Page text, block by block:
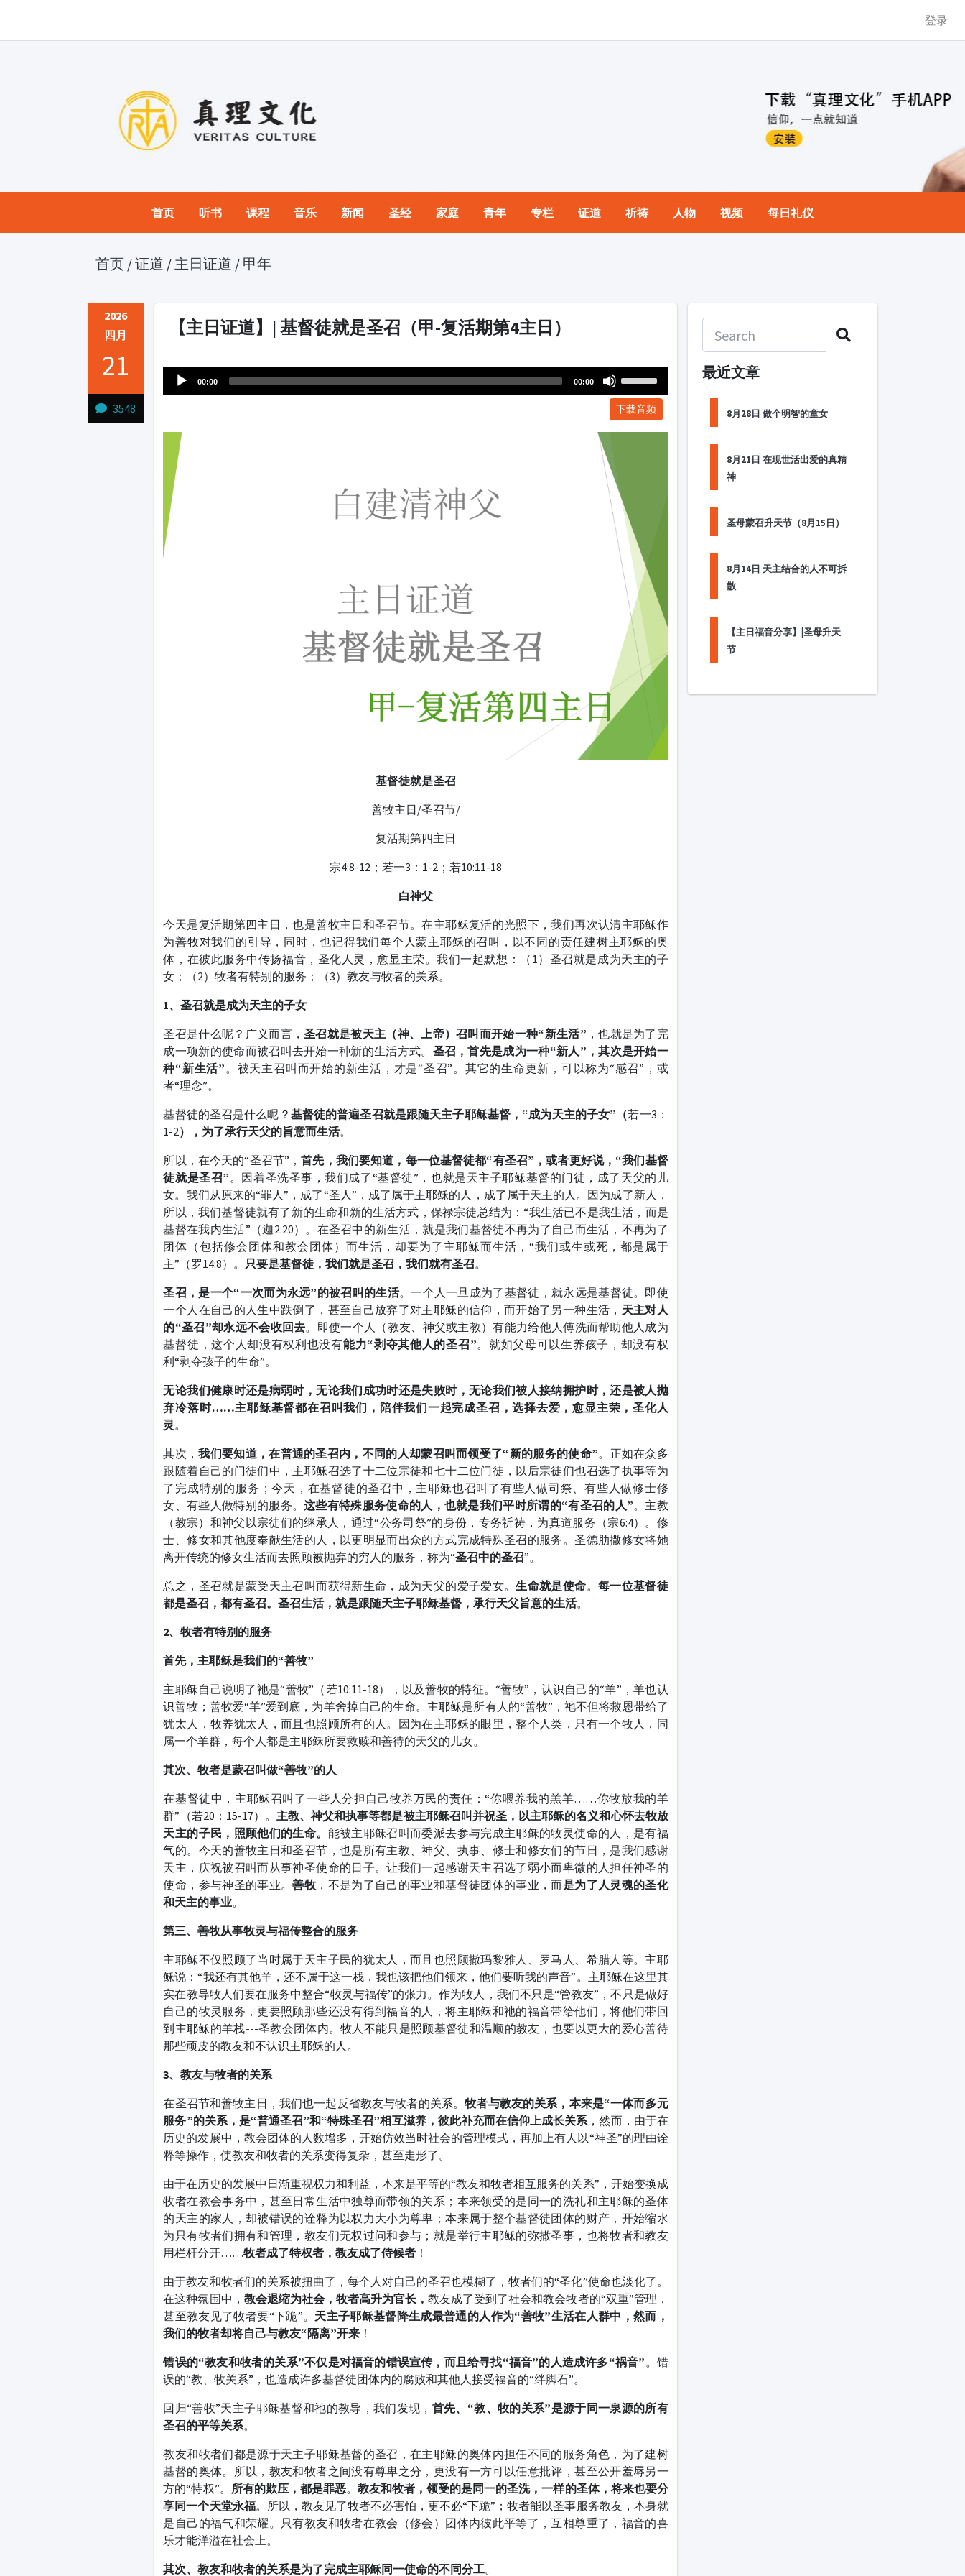
登录
首页 听书 课程 音乐 新闻 圣经 家庭 青年 专栏 证道 祈祷 人物 视频 每日礼仪
首页 /证道 / 主日证道 / 甲年
2026
四月
21
3548
【主日证道】| 基督徒就是圣召（甲-复活期第4主日）
Player
00:00 00:00
Arrow
decrease
volume.
下载音频
基督徒就是圣召
善牧主日/圣召节/
复活期第四主日
宗4:8-12；若一3：1-2；若10:11-18
白神父
今天是复活期第四主日，也是善牧主日和圣召节。在主耶稣复活的光照下，我们再次认清主耶稣作
为善牧对我们的引导，同时，也记得我们每个人蒙主耶稣的召叫，以不同的责任建树主耶稣的奥
体，在彼此服务中传扬福音，圣化人灵，愈显主荣。我们一起默想：（1）圣召就是成为天主的子
女；（2）牧者有特别的服务；（3）教友与牧者的关系。
1、圣召就是成为天主的子女
圣召是什么呢？广义而言，圣召就是被天主（神、上帝）召叫而开始一种“新生活” ，也就是为了完
成一项新的使命而被召叫去开始一种新的生活方式。 圣召，首先是成为一种“新人”，其次是开始一
种“新生活”。被天主召叫而开始的新生活，才是“圣召”。其它的生命更新，可以称为“感召”，或
者“理念”。
基督徒的圣召是什么呢？ 基督徒的普遍圣召就是跟随天主子耶稣基督，“成为天主的子女”（若一3：
1-2），为了承行天父的旨意而生活。
所以，在今天的“圣召节”，首先，我们要知道，每一位基督徒都“有圣召”，或者更好说，“我们基督
徒就是圣召”。因着圣洗圣事，我们成了“基督徒”，也就是天主子耶稣基督的门徒，成了天父的儿
女。我们从原来的“罪人”，成了“圣人”，成了属于主耶稣的人，成了属于天主的人。因为成了新人，
所以，我们基督徒就有了新的生命和新的生活方式，保禄宗徒总结为：“我生活已不是我生活，而是
基督在我内生活”（迦2:20）。在圣召中的新生活，就是我们基督徒不再为了自己而生活，不再为了
团体（包括修会团体和教会团体）而生活，却要为了主耶稣而生活，“我们或生或死，都是属于
主”（罗14:8）。 只要是基督徒，我们就是圣召，我们就有圣召。
圣召，是一个“一次而为永远”的被召叫的生活。一个人一旦成为了基督徒，就永远是基督徒。即使
一个人在自己的人生中跌倒了，甚至自己放弃了对主耶稣的信仰，而开始了另一种生活， 天主对人
的“圣召”却永远不会收回去。即使一个人（教友、神父或主教）有能力给他人傅洗而帮助他人成为
基督徒，这个人却没有权利也没有能力“剥夺其他人的圣召”。就如父母可以生养孩子，却没有权
利“剥夺孩子的生命”。
无论我们健康时还是病弱时，无论我们成功时还是失败时，无论我们被人接纳拥护时，还是被人抛
弃冷落时……主耶稣基督都在召叫我们，陪伴我们一起完成圣召，选择去爱，愈显主荣，圣化人
灵。
其次，我们要知道，在普通的圣召内，不同的人却蒙召叫而领受了“新的服务的使命”。正如在众多
跟随着自己的门徒们中，主耶稣召选了十二位宗徒和七十二位门徒，以后宗徒们也召选了执事等为
了完成特别的服务；今天，在基督徒的圣召中，主耶稣也召叫了有些人做司祭、有些人做修士修
女、有些人做特别的服务。这些有特殊服务使命的人，也就是我们平时所谓的“有圣召的人”。主教
（教宗）和神父以宗徒们的继承人，通过“公务司祭”的身份，专务祈祷，为真道服务（宗6:4）。修
士、修女和其他度奉献生活的人，以更明显而出众的方式完成特殊圣召的服务。圣德肋撒修女将她
离开传统的修女生活而去照顾被抛弃的穷人的服务，称为“圣召中的圣召”。
总之，圣召就是蒙受天主召叫而获得新生命，成为天父的爱子爱女。生命就是使命。 每一位基督徒
都是圣召，都有圣召。圣召生活，就是跟随天主子耶稣基督，承行天父旨意的生活。
2、牧者有特别的服务
首先，主耶稣是我们的“善牧”
主耶稣自己说明了祂是“善牧”（若10:11-18），以及善牧的特征。“善牧”，认识自己的“羊”，羊也认
识善牧；善牧爱“羊”爱到底，为羊舍掉自己的生命。主耶稣是所有人的“善牧”，祂不但将救恩带给了
犹太人，牧养犹太人，而且也照顾所有的人。因为在主耶稣的眼里，整个人类，只有一个牧人，同
属一个羊群，每个人都是主耶稣所要救赎和善待的天父的儿女。
其次、牧者是蒙召叫做“善牧”的人
在基督徒中，主耶稣召叫了一些人分担自己牧养万民的责任：“你喂养我的羔羊……你牧放我的羊
群”（若20：15-17）。 主教、神父和执事等都是被主耶稣召叫并祝圣，以主耶稣的名义和心怀去牧放
天主的子民，照顾他们的生命。 能被主耶稣召叫而委派去参与完成主耶稣的牧灵使命的人，是有福
气的。今天的善牧主日和圣召节，也是所有主教、神父、执事、修士和修女们的节日，是我们感谢
天主，庆祝被召叫而从事神圣使命的日子。让我们一起感谢天主召选了弱小而卑微的人担任神圣的
使命，参与神圣的事业。善牧，不是为了自己的事业和基督徒团体的事业，而是为了人灵魂的圣化
和天主的事业。
第三、善牧从事牧灵与福传整合的服务
主耶稣不仅照顾了当时属于天主子民的犹太人，而且也照顾撒玛黎雅人、罗马人、希腊人等。主耶
稣说：“我还有其他羊，还不属于这一栈，我也该把他们领来，他们要听我的声音”。主耶稣在这里其
实在教导牧人们要在服务中整合“牧灵与福传”的张力。作为牧人，我们不只是“管教友”，不只是做好
自己的牧灵服务，更要照顾那些还没有得到福音的人，将主耶稣和祂的福音带给他们，将他们带回
到主耶稣的羊栈---圣教会团体内。牧人不能只是照顾基督徒和温顺的教友，也要以更大的爱心善待
那些顽皮的教友和不认识主耶稣的人。
3、教友与牧者的关系
在圣召节和善牧主日，我们也一起反省教友与牧者的关系。牧者与教友的关系，本来是“一体而多元
服务”的关系，是“普通圣召”和“特殊圣召”相互滋养，彼此补充而在信仰上成长关系，然而，由于在
历史的发展中，教会团体的人数增多，开始仿效当时社会的管理模式，再加上有人以“神圣”的理由诠
释等操作，使教友和牧者的关系变得复杂，甚至走形了。
由于在历史的发展中日渐重视权力和利益，本来是平等的“教友和牧者相互服务的关系”，开始变换成
牧者在教会事务中，甚至日常生活中独尊而带领的关系；本来领受的是同一的洗礼和主耶稣的圣体
的天主的家人，却被错误的诠释为以权力大小为尊卑；本来属于整个基督徒团体的财产，开始缩水
为只有牧者们拥有和管理，教友们无权过问和参与；就是举行主耶稣的弥撒圣事，也将牧者和教友
用栏杆分开……牧者成了特权者，教友成了侍候者 ！
由于教友和牧者们的关系被扭曲了，每个人对自己的圣召也模糊了，牧者们的“圣化”使命也淡化了。
在这种氛围中， 教会退缩为社会，牧者高升为官长，教友成了受到了社会和教会牧者的“双重”管理，
甚至教友见了牧者要“下跪”。 天主子耶稣基督降生成最普通的人作为“善牧”生活在人群中，然而，
我们的牧者却将自己与教友“隔离”开来 ！
错误的“教友和牧者的关系”不仅是对福音的错误宣传，而且给寻找“福音”的人造成许多“祸音”。错
误的“教、牧关系”，也造成许多基督徒团体内的腐败和其他人接受福音的“绊脚石”。
回归“善牧”天主子耶稣基督和祂的教导，我们发现， 首先、“教、牧的关系”是源于同一泉源的所有
圣召的平等关系。
教友和牧者们都是源于天主子耶稣基督的圣召，在主耶稣的奥体内担任不同的服务角色，为了建树
基督的奥体。所以，教友和牧者之间没有尊卑之分，更没有一方可以任意批评，甚至公开羞辱另一
方的“特权”。 所有的欺压，都是罪恶。 教友和牧者，领受的是同一的圣洗，一样的圣体，将来也要分
享同一个天堂永福。所以，教友见了牧者不必害怕，更不必“下跪”；牧者能以圣事服务教友，本身就
是自己的福气和荣耀。只有教友和牧者在教会（修会）团体内彼此平等了，互相尊重了，福音的喜
乐才能洋溢在社会上。
其次、教友和牧者的关系是为了完成主耶稣同一使命的不同分工。
最近文章
8月28日 做个明智的童女
8月21日 在现世活出爱的真精
神
圣母蒙召升天节（8月15日）
8月14日 天主结合的人不可拆
散
【主日福音分享】|圣母升天
节